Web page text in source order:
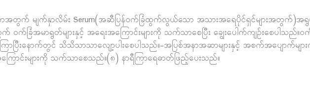
အတွက် မျက်နှာလိမ်း Serum(အဆီပြန်ဝက်ခြံထွက်လွယ်သော အသားအရေပိုင်ရှင်များအတွက်)အရွ
က်ခြံအမာရွတ်များနှင့် အရေးအကြောင်းများကို သက်သာစေပြီး ချွေးပေါက်ကျဉ်းစေပါသည်။ဝ
ကြာပြီးနောက်တွင် သိသိသာသာလျော့ပါးစေပါသည်။-အပြစ်အနာအဆာများနှင့် အစက်အပျော
အကြောင်းများကို သက်သာစေသည်။(၈) နာရီကြာရေဓာတ်ဖြည့်ပေးသည်။